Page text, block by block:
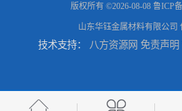
版权所有 ©2026-08-08 鲁ICP
山东华钰金属材料有限公司
技术支持： 八方资源网 免责声明